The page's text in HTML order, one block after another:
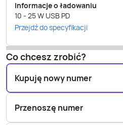
Informacje o ładowaniu
10 - 25W USB PD
Przejdź do specyfikacji
Co chcesz zrobić?
Kupuję nowy numer
Przenoszę numer